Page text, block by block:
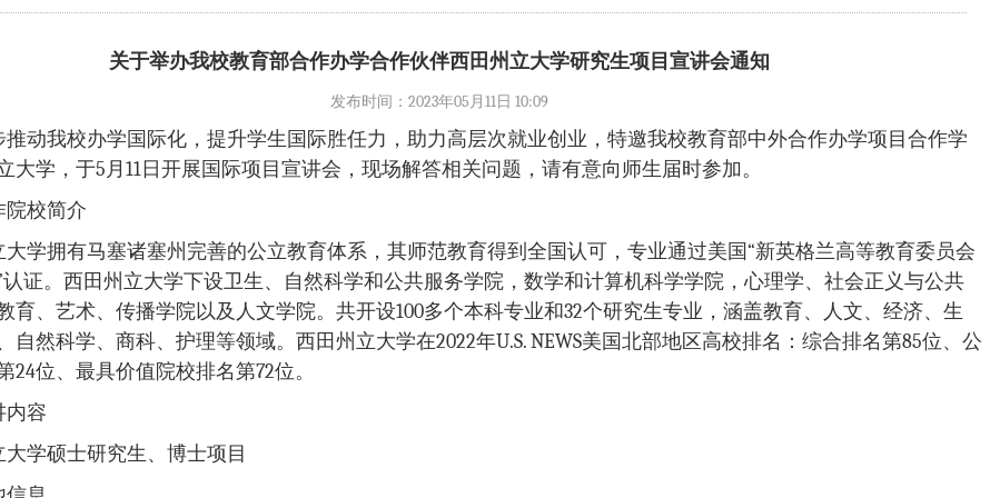
关于举办我校教育部合作办学合作伙伴西田州立大学研究生项目宣讲会通知
发布时间：2023年05月11日 10:09
推动我校办学国际化，提升学生国际胜任力，助力高层次就业创业，特邀我校教育部中外合作办学项目合作学
学，于5月11日开展国际项目宣讲会，现场解答相关问题，请有意向师生届时参加。
院校简介
大学拥有马塞诸塞州完善的公立教育体系，其师范教育得到全国认可，专业通过美国“新英格兰高等教育委员会
”认证。西田州立大学下设卫生、自然科学和公共服务学院，数学和计算机科学学院，心理学、社会正义与公共
育、艺术、传播学院以及人文学院。共开设100多个本科专业和32个研究生专业，涵盖教育、人文、经济、生
自然科学、商科、护理等领域。西田州立大学在2022年U.S. NEWS美国北部地区高校排名：综合排名第85位、公
24位、最具价值院校排名第72位。
内容
学硕士研究生、博士项目